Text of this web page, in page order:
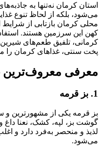
استان کرمان نه‌تنها به
می‌شود، بلکه از لحاظ تنوع
محلی کرمان بازتابی از
کهن این سرزمین هستند.
کرمانی، تلفیق طعم‌های
پخت سنتی، غذاهای کرمان را
معرفی معروف‌ترین
1. بز قرمه
بز قرمه یکی از مشهورترین و
گوشت بز، لپه، کشک، نعنا
لذیذ و منحصر به‌فرد دارد و
می‌شود.